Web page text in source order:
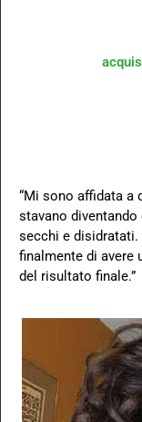
“Mi sono affidata a
stavano
secchi e disidratati.
finalmente di avere
del risultato finale.”